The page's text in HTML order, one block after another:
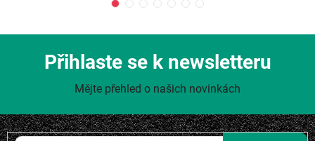
Přihlaste se k newsletteru
Mějte přehled o našich novinkách